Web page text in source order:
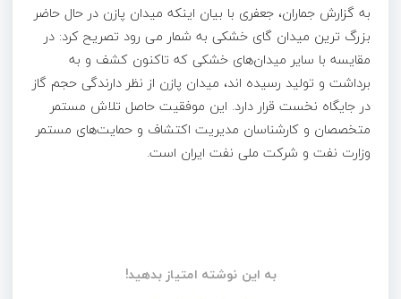
به گزارش جماران، جعفری با بیان اینکه میدان پازن در حال حاضر
بزرگ ترین میدان گای خشکی به شمار می رود تصریح کرد: در
مقایسه با سایر میدان‌های خشکی که تاکنون کشف و به
برداشت و تولید رسیده اند، میدان پازن از نظر دارندگی حجم گاز
در جایگاه نخست قرار دارد. این موفقیت حاصل تلاش مستمر
متخصصان و کارشناسان مدیریت اکتشاف و حمایت‌های مستمر
وزارت نفت و شرکت ملی نفت ایران است.
به این نوشته امتیاز بدهید!